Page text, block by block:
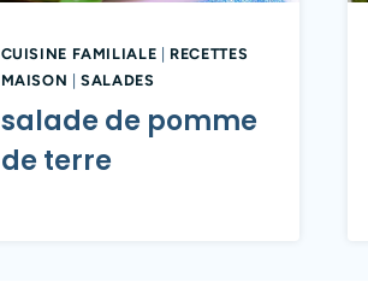
CUISINE FAMILIALE
RECETTES
MAISON |SALADES
salade de pomme
de terre​